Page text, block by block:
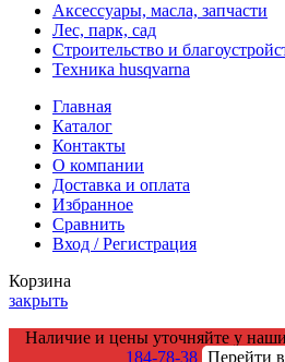
Аксессуары, масла, запчасти
Лес, парк, сад
Строительство и
Техника husqvarna
Главная
Каталог
Контакты
О компании
Доставка и оплата
Избранное
Сравнить
Вход / Регистрация
Корзина
закрыть
Наличие и цены уточняйте у
184-78-38 Перейти